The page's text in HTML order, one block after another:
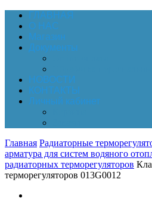
ГЛАВНАЯ
О НАС
Магазин
Документы
НОВОСТИ
КОНТАКТЫ
Личный кабинет
Главная Радиаторные
арматура для систем водяного
радиаторных терморегуляторов
терморегуляторов 013G0012